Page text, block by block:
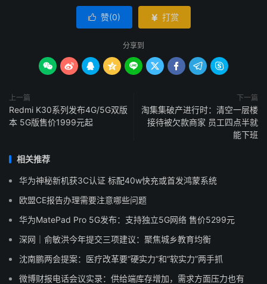
 赞(0)  打赏
分享到
        
上一篇
Redmi K30系列发布4G/5G双版
本 5G版售价1999元起
下一篇
淘集集破产进行时：清空一层楼
接待被欠款商家 员工四点半就
能下班
相关推荐
华为神秘新机获3C认证 标配40w快充或首发鸿蒙系统
欧盟CE报告办理需要注意哪些问题
华为MatePad Pro 5G发布：支持独立5G网络 售价5299元
深网｜俞敏洪今年提交三项建议：聚焦城乡教育均衡
沈南鹏两会提案：医疗改革要“硬实力”和“软实力”两手抓
微博财报电话会议实录：供给端库存增加，需求方面压力也有